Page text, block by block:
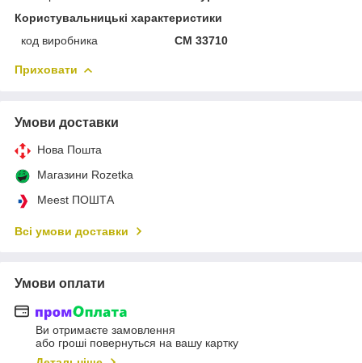
Користувальницькі характеристики
код виробника
CM 33710
Приховати
Умови доставки
Нова Пошта
Магазини Rozetka
Meest ПОШТА
Всі умови доставки
Умови оплати
Ви отримаєте замовлення
або гроші повернуться на вашу картку